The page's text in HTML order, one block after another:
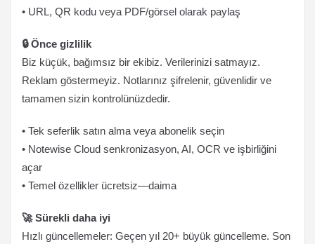
• URL, QR kodu veya PDF/görsel olarak paylaş
🔒 Önce gizlilik
Biz küçük, bağımsız bir ekibiz. Verilerinizi satmayız.
Reklam göstermeyiz. Notlarınız şifrelenir, güvenlidir ve
tamamen sizin kontrolünüzdedir.
• Tek seferlik satın alma veya abonelik seçin
• Notewise Cloud senkronizasyon, AI, OCR ve işbirliğini
açar
• Temel özellikler ücretsiz—daima
🚀 Sürekli daha iyi
Hızlı güncellemeler: Geçen yıl 20+ büyük güncelleme. Son